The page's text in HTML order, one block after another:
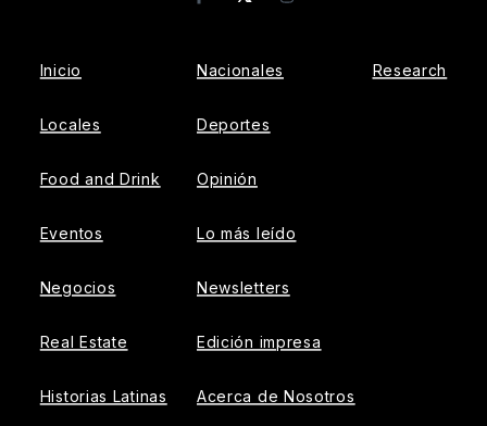
Inicio
Locales
Food and Drink
Eventos
Negocios
Real Estate
Historias Latinas
Nacionales
Deportes
Opinión
Lo más leído
Newsletters
Edición impresa
Acerca de Nosotros
Research